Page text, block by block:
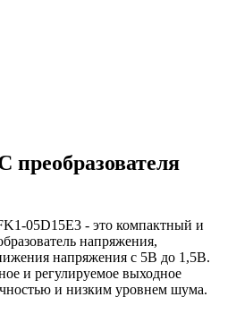
преобразователя
05D15E3 - это компактный и
напряжения,
напряжения с 5В до 1,5В.
и регулируемое выходное
и низким уровнем шума.